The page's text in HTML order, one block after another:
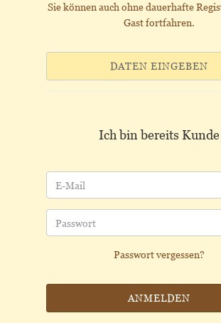
Sie können auch ohne dauerhafte
Gast fortfahren.
DATEN EINGEBEN
Ich bin bereits Kunde
Passwort vergessen?